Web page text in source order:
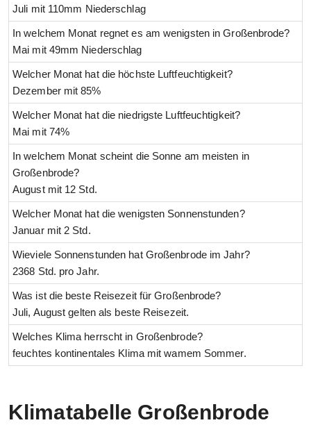
Juli mit 110mm Niederschlag
In welchem Monat regnet es am wenigsten in Großenbrode?
Mai mit 49mm Niederschlag
Welcher Monat hat die höchste Luftfeuchtigkeit?
Dezember mit 85%
Welcher Monat hat die niedrigste Luftfeuchtigkeit?
Mai mit 74%
In welchem Monat scheint die Sonne am meisten in
Großenbrode?
August mit 12 Std.
Welcher Monat hat die wenigsten Sonnenstunden?
Januar mit 2 Std.
Wieviele Sonnenstunden hat Großenbrode im Jahr?
2368 Std. pro Jahr.
Was ist die beste Reisezeit für Großenbrode?
Juli, August gelten als beste Reisezeit.
Welches Klima herrscht in Großenbrode?
feuchtes kontinentales Klima mit wamem Sommer.
Klimatabelle Großenbrode